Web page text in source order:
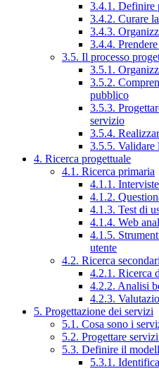
3.4.1. Definire
3.4.2. Curare
3.4.3.
3.4.4.
3.5. Il processo
3.5.1.
3.5.2.
pubblico
3.5.3.
servizio
3.5.4.
3.5.5. Validare
4. Ricerca progettuale
4.1. Ricerca primaria
4.1.1. Interviste
4.1.2.
4.1.3. Test di
4.1.4. Web
4.1.5.
utente
4.2. Ricerca
4.2.1. Ricerca
4.2.2. Analisi
4.2.3.
5. Progettazione dei servizi
5.1. Cosa sono i
5.2. Progettare
5.3. Definire il
5.3.1.